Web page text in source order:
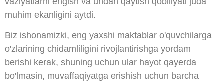
muhim ekanligini aytdi.
Biz ishonamizki, eng yaxshi maktablar o'quvchilarga
o'zlarining chidamliligini rivojlantirishga yordam
berishi kerak, shuning uchun ular hayot qayerda
bo'lmasin, muvaffaqiyatga erishish uchun barcha